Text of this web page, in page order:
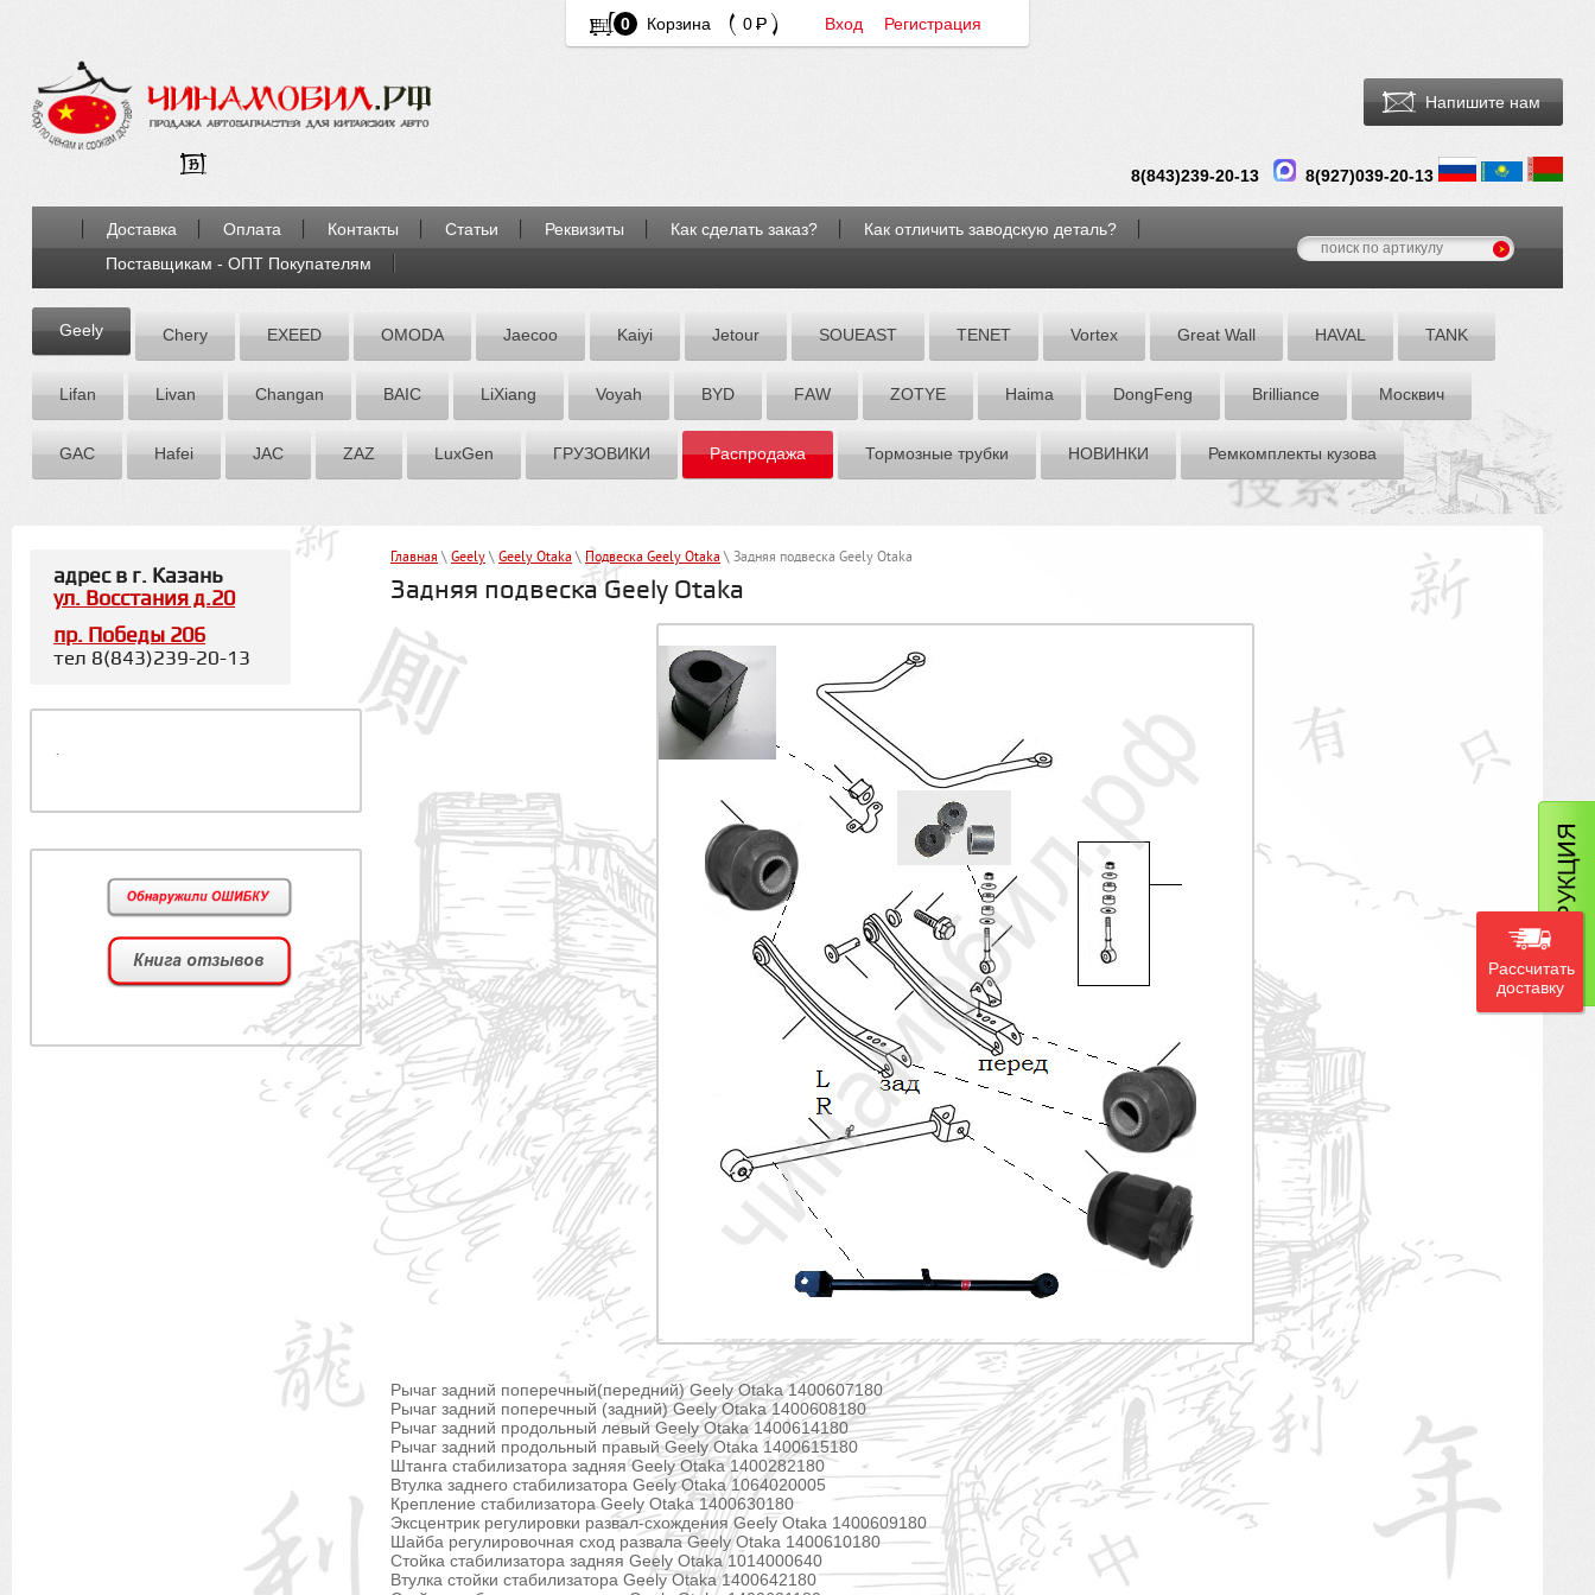
0 Корзина 0 Вход Регистрация
Напишите нам
8(843)239-20-13 8(927)039-20-13
Доставка Оплата Контакты Статьи Реквизиты Как сделать заказ?
Как отличить заводскую деталь?
Поставщикам - ОПТ Покупателям
Geely Chery EXEED OMODA Jaecoo Kaiyi Jetour SOUEAST TENET Vortex Great Wall HAVAL TANK
Lifan Livan Chаngаn BAIC LiXiang Voyah BYD FАW ZOTYE Hаimа DоngFeng Brilliance Москвич
GAC Hafei JAC ZАZ LuxGen ГРУЗОВИКИ Распродажа Тормозные трубки НОВИНКИ Ремкомплекты кузова
Главная \ Geely \ Geely Otaka \ Подвеска Geely Otaka \ Задняя подвеска Geely Otaka
Задняя подвеска Geely Otaka
Рычаг задний поперечный(передний) Geely Otaka 1400607180
Рычаг задний поперечный (задний) Geely Otaka 1400608180
Рычаг задний продольный левый Geely Otaka 1400614180
Рычаг задний продольный правый Geely Otaka 1400615180
Штанга стабилизатора задняя Geely Otaka 1400282180
Втулка заднего стабилизатора Geely Otaka 1064020005
Крепление стабилизатора Geely Otaka 1400630180
Эксцентрик регулировки развал-схождения Geely Otaka 1400609180
Шайба регулировочная сход развала Geely Otaka 1400610180
Стойка стабилизатора задняя Geely Otaka 1014000640
Втулка стойки стабилизатора Geely Otaka 1400642180
адрес в г. Казань
ул. Восстания д.20
пр. Победы 206
тел 8(843)239-20-13
.
Рассчитать
доставку